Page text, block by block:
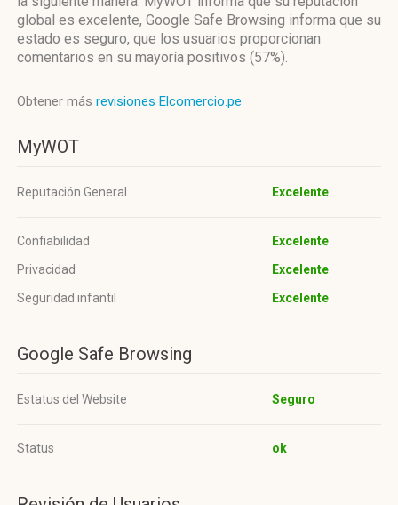
global es excelente, Google Safe Browsing informa que su
estado es seguro, que los usuarios proporcionan
comentarios en su mayoría positivos (57%).
Obtener más revisiones Elcomercio.pe
MyWOT
Reputación General Excelente
Confiabilidad
Excelente
Privacidad
Excelente
Seguridad infantil
Excelente
Google Safe Browsing
Estatus del Website Seguro
Status ok